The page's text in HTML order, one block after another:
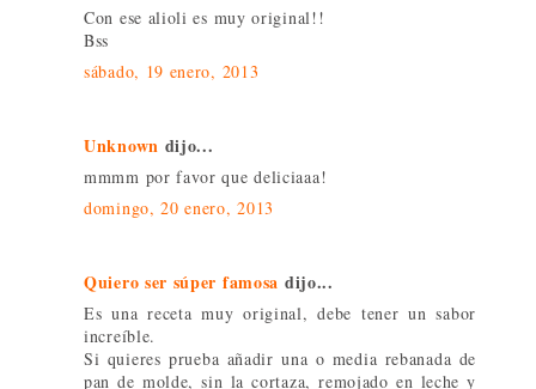
Con ese alioli es muy original!!
Bss
sábado, 19 enero, 2013
Unknown dijo...
mmmm por favor que deliciaaa!
domingo, 20 enero, 2013
Quiero ser súper famosa dijo...
Es una receta muy original, debe tener un sabor
increíble.
Si quieres prueba añadir una o media rebanada de
pan de molde, sin la cortaza, remojado en leche y